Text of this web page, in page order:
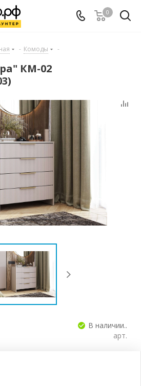
0
- Комоды -
КМ-02
В наличии..
арт.